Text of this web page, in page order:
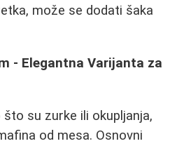
može se dodati šaka
- Elegantna Varijanta za
su zurke ili okupljanja,
od mesa. Osnovni